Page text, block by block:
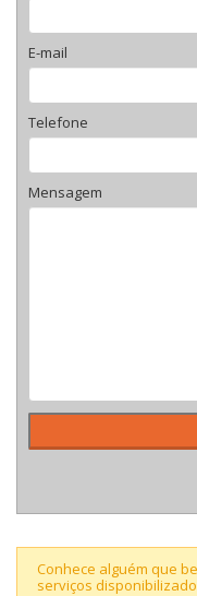
E-mail
Telefone
Mensagem
Conhece alguém que
serviços